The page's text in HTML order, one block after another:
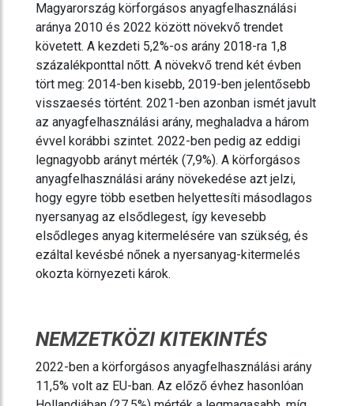
Magyarország körforgásos anyagfelhasználási
aránya 2010 és 2022 között növekvő trendet
követett. A kezdeti 5,2%-os arány 2018-ra 1,8
százalékponttal nőtt. A növekvő trend két évben
tört meg: 2014-ben kisebb, 2019-ben jelentősebb
visszaesés történt. 2021-ben azonban ismét javult
az anyagfelhasználási arány, meghaladva a három
évvel korábbi szintet. 2022-ben pedig az eddigi
legnagyobb arányt mérték (7,9%). A körforgásos
anyagfelhasználási arány növekedése azt jelzi,
hogy egyre több esetben helyettesíti másodlagos
nyersanyag az elsődlegest, így kevesebb
elsődleges anyag kitermelésére van szükség, és
ezáltal kevésbé nőnek a nyersanyag-kitermelés
okozta környezeti károk.
NEMZETKÖZI KITEKINTÉS
2022-ben a körforgásos anyagfelhasználási arány
11,5% volt az EU-ban. Az előző évhez hasonlóan